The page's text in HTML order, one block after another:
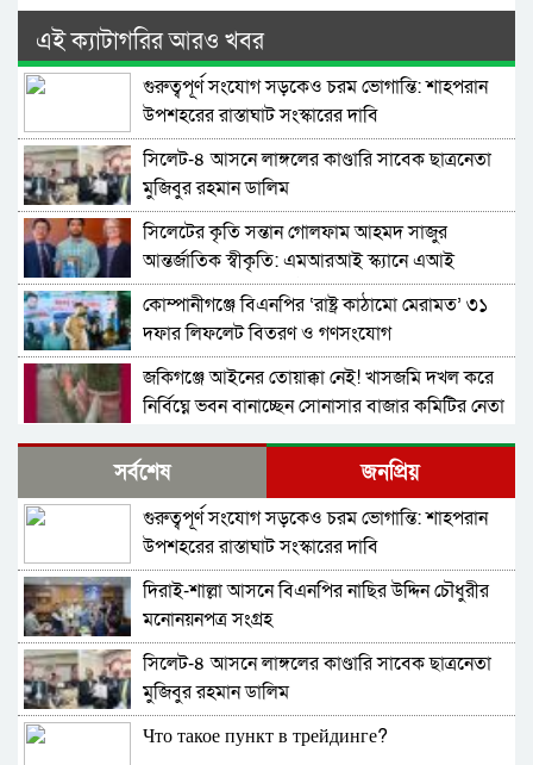
এই ক্যাটাগরির আরও খবর
গুরুত্বপূর্ণ সংযোগ সড়কেও চরম ভোগান্তি: শাহপরান
উপশহরের রাস্তাঘাট সংস্কারের দাবি
সিলেট-৪ আসনে লাঙ্গলের কাণ্ডারি সাবেক ছাত্রনেতা
মুজিবুর রহমান ডালিম
সিলেটের কৃতি সন্তান গোলফাম আহমদ সাজুর
আন্তর্জাতিক স্বীকৃতি: এমআরআই স্ক্যানে এআই
প্রয়োগে পিএইচডি অর্জন
কোম্পানীগঞ্জে বিএনপির ‘রাষ্ট্র কাঠামো মেরামত’ ৩১
দফার লিফলেট বিতরণ ও গণসংযোগ
জকিগঞ্জে আইনের তোয়াক্কা নেই! খাসজমি দখল করে
নির্বিঘ্নে ভবন বানাচ্ছেন সোনাসার বাজার কমিটির নেতা
বন্ধ থাকবে সিলেটের ৭টি এলাকায় দীর্ঘ ৯ ঘণ্টা বিদ্যুৎ
নিরাপত্তাহীনতায় লাভলুর পরিবার: সিলেটে সশস্ত্র
হামলায়, লুন্ঠিত অর্থ-স্বর্ণ
ন্যাব নেতৃবৃন্দের ওসমানী মেডিক্যাল কলেজ এর
নবনিযুক্ত সহকারী পরিচালকের সাথে শুভেচ্ছা বিনিময়
জৈন্তাপুরে অবৈধভাবে ভারতে অনুপ্রবেশের চেষ্টা |
বিজিবির হাতে আটক -৫
ওসমানীনগরের গোয়ালাবাজারে ১৪ লক্ষাধিক টাকার
সর্বশেষ জনপ্রিয়
গুরুত্বপূর্ণ সংযোগ সড়কেও চরম ভোগান্তি: শাহপরান
উপশহরের রাস্তাঘাট সংস্কারের দাবি
দিরাই-শাল্লা আসনে বিএনপির নাছির উদ্দিন চৌধুরীর
মনোনয়নপত্র সংগ্রহ
সিলেট-৪ আসনে লাঙ্গলের কাণ্ডারি সাবেক ছাত্রনেতা
মুজিবুর রহমান ডালিম
Что такое пункт в трейдинге?